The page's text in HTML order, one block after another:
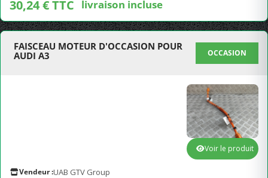
30,24 € TTC livraison incluse
FAISCEAU MOTEUR D'OCCASION POUR
AUDI A3
OCCASION
Vendeur :UAB GTV Group
Voir le produit